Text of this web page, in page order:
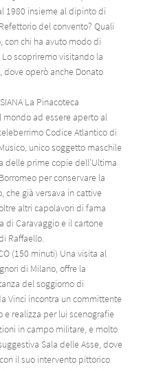
1980 insieme al dipinto di
del convento? Quali
con chi ha avuto modo di
scopriremo visitando la
dove operò anche Donato
La Pinacoteca
ad essere aperto al
Codice Atlantico di
unico soggetto maschile
delle prime copie dell’Ultima
per conservare la
che già versava in cattive
altri capolavori di fama
di Caravaggio e il cartone
Raffaello.
(150 minuti) Una visita al
di Milano, offre la
del soggiorno di
Vinci incontra un committente
e realizza per lui scenografie
in campo militare, e molto
Sala delle Asse, dove
il suo intervento pittorico